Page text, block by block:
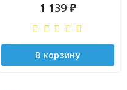
1 139 ₽
В корзину